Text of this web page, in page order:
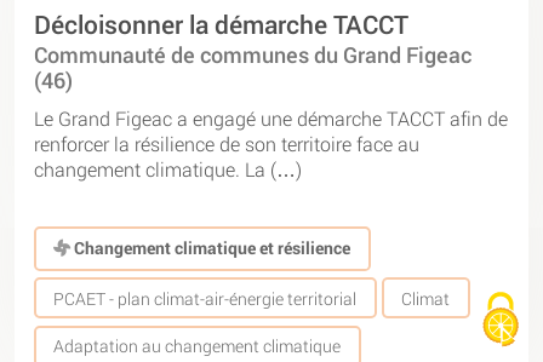
Décloisonner la démarche TACCT
Communauté de communes du Grand Figeac
(46)
Le Grand Figeac a engagé une démarche TACCT afin de
renforcer la résilience de son territoire face au
changement climatique. La (…)
Changement climatique et résilience
PCAET - plan climat-air-énergie territorial Climat
Adaptation au changement climatique